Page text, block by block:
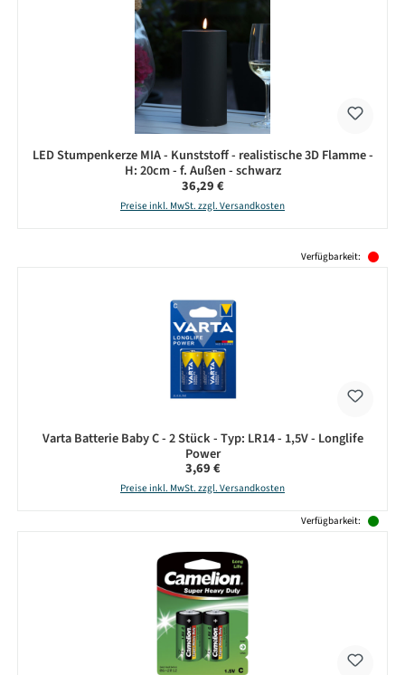
LED Stumpenkerze MIA - Kunststoff - realistische 3D Flamme -
H: 20cm - f. Außen - schwarz
Regulärer Preis:
36,29 €
Preise inkl. MwSt. zzgl. Versandkosten
Verfügbarkeit:
Varta Batterie Baby C - 2 Stück - Typ: LR14 - 1,5V - Longlife
Power
Regulärer Preis:
3,69 €
Preise inkl. MwSt. zzgl. Versandkosten
Verfügbarkeit: